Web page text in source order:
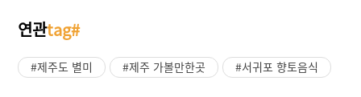
연관tag#
#제주도 별미 #제주 가볼만한곳 #서귀포 향토음식